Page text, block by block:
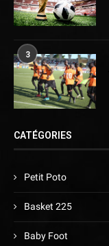
3
CATÉGORIES
Petit Poto
Basket 225
Baby Foot